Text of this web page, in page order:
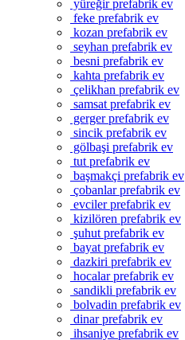
yüreğir prefabrik ev
feke prefabrik ev
kozan prefabrik ev
seyhan prefabrik ev
besni prefabrik ev
kahta prefabrik ev
çelikhan prefabrik ev
samsat prefabrik ev
gerger prefabrik ev
sincik prefabrik ev
gölbaşi prefabrik ev
tut prefabrik ev
başmakçi prefabrik ev
çobanlar prefabrik ev
evciler prefabrik ev
kizilören prefabrik ev
şuhut prefabrik ev
bayat prefabrik ev
dazkiri prefabrik ev
hocalar prefabrik ev
sandikli prefabrik ev
bolvadin prefabrik ev
dinar prefabrik ev
ihsaniye prefabrik ev